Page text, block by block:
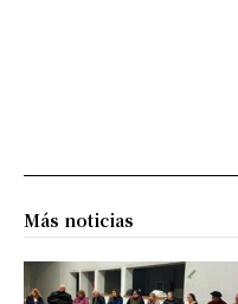
Más noticias